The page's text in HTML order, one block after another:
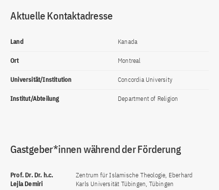
Aktuelle Kontaktadresse
Land Kanada
Ort Montreal
Universität/Institution Concordia University
Institut/Abteilung Department of Religion
Gastgeber*innen während der Förderung
Prof. Dr. Dr. h.c.
Lejla Demiri
Zentrum für Islamische Theologie, Eberhard
Karls Universität Tübingen, Tübingen